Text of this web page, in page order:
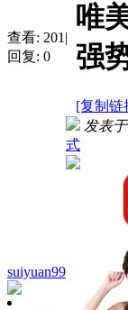
查看: 201 |
回复: 0
唯
强
[复制链
suiyuan99
发表
式